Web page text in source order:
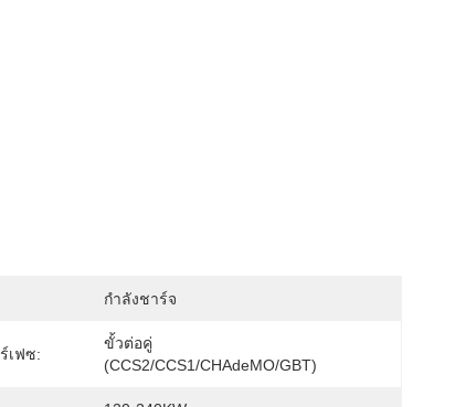
กำลังชาร์จ
เฟซ:
ขั้วต่อคู่
(CCS2/CCS1/CHAdeMO/GBT)